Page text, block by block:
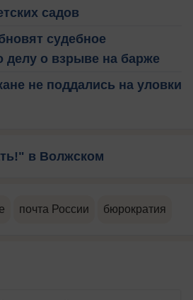
садов
судебное
делу о взрыве на барже
не поддались на уловки
в Волжском
почта России бюрократия